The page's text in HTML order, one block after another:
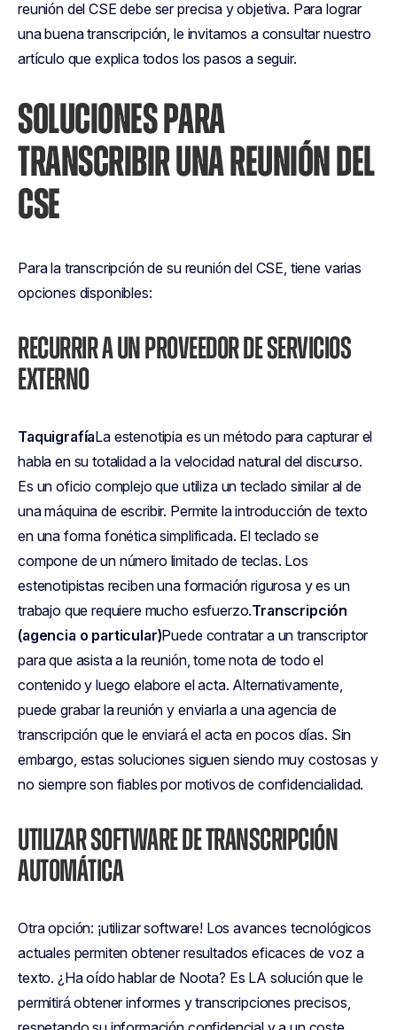
reunión del CSE debe ser precisa y objetiva. Para lograr
una buena transcripción, le invitamos a consultar nuestro
artículo que explica todos los pasos a seguir.
SOLUCIONES PARA
TRANSCRIBIR UNA REUNIÓN DEL
CSE
Para la transcripción de su reunión del CSE, tiene varias
opciones disponibles:
RECURRIR A UN PROVEEDOR DE SERVICIOS
EXTERNO
TaquigrafíaLa estenotipia es un método para capturar el
habla en su totalidad a la velocidad natural del discurso.
Es un oficio complejo que utiliza un teclado similar al de
una máquina de escribir. Permite la introducción de texto
en una forma fonética simplificada. El teclado se
compone de un número limitado de teclas. Los
estenotipistas reciben una formación rigurosa y es un
trabajo que requiere mucho esfuerzo.Transcripción
(agencia o particular)Puede contratar a un transcriptor
para que asista a la reunión, tome nota de todo el
contenido y luego elabore el acta. Alternativamente,
puede grabar la reunión y enviarla a una agencia de
transcripción que le enviará el acta en pocos días. Sin
embargo, estas soluciones siguen siendo muy costosas y
no siempre son fiables por motivos de confidencialidad.
UTILIZAR SOFTWARE DE TRANSCRIPCIÓN
AUTOMÁTICA
Otra opción: ¡utilizar software! Los avances tecnológicos
actuales permiten obtener resultados eficaces de voz a
texto. ¿Ha oído hablar de Noota? Es LA solución que le
permitirá obtener informes y transcripciones precisos,